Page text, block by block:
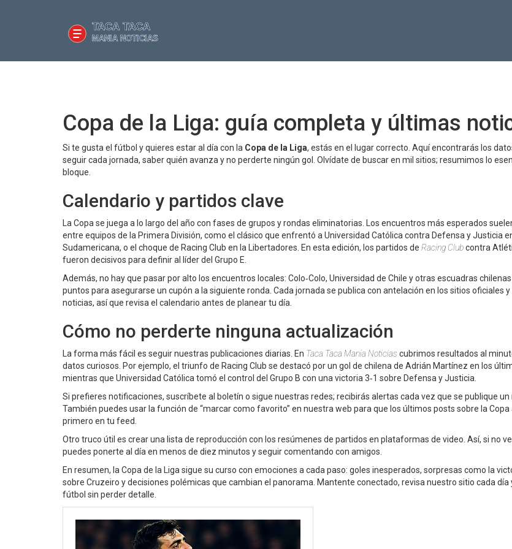
Copa de la Liga: guía completa y últimas
Si te gusta el fútbol y quieres estar al día con la Copa de la Liga, estás en el lugar correcto. Aquí encontrarás los
seguir cada jornada, saber quién avanza y no perderte ningún gol. Olvídate de buscar en mil sitios; resumimos lo
bloque.
Calendario y partidos clave
La Copa se juega a lo largo del año con fases de grupos y rondas eliminatorias. Los encuentros más esperados
entre equipos de la Primera División, como el clásico que enfrentó a Universidad Católica contra Defensa y Justicia
Sudamericana, o el choque de Racing Club en la Libertadores. En esta edición, los partidos de Racing Clubcontra
fueron decisivos para definir al líder del Grupo E.
Además, no hay que pasar por alto los encuentros locales: Colo‑Colo, Universidad de Chile y otras escuadras
puntos para asegurarse un cupón a la siguiente ronda. Cada jornada se publica con antelación en los sitios oficiales
noticias, así que revisa el calendario antes de planear tu día.
Cómo no perderte ninguna actualización
La forma más fácil es seguir nuestras publicaciones diarias. En Taca Taca Mania Noticias cubrimos resultados al
datos curiosos. Por ejemplo, el triunfo de Racing Club se destacó por un gol de chilena de Adrián Martínez en los
mientras que Universidad Católica tomó el control del Grupo B con una victoria 3‑1 sobre Defensa y Justicia.
Si prefieres notificaciones, suscríbete al boletín o sigue nuestras redes; recibirás alertas cada vez que se publique un
También puedes usar la función de “marcar como favorito” en nuestra web para que los últimos posts sobre la
primero en tu feed.
Otro truco útil es crear una lista de reproducción con los resúmenes de partidos en plataformas de video. Así, si no
puedes ponerte al día en menos de diez minutos y seguir comentando con amigos.
En resumen, la Copa de la Liga sigue su curso con emociones a cada paso: goles inesperados, sorpresas como la
sobre Cruzeiro y decisiones polémicas que cambian el panorama. Mantente conectado, revisa nuestro sitio cada día
fútbol sin perder detalle.